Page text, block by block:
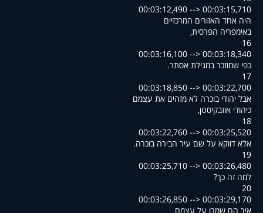
00:03:12,490 --> 00:03:15,710
היה אחד האזורים המרכזיים
,באימפריה הפרסית
16
00:03:16,100 --> 00:03:18,340
.כפי שמוזכר במגילת אסתר
17
00:03:18,850 --> 00:03:22,700
אבל יהודי בוכרה לא מזהים את עצמם
,כיהודי אוזבקיסטן
18
00:03:22,760 --> 00:03:25,520
.אלא דווקא על שם עיר הבירה בוכרה
19
00:03:25,710 --> 00:03:26,480
?למה זה כך
20
00:03:26,850 --> 00:03:29,170
איך הם שמרו על עצמם